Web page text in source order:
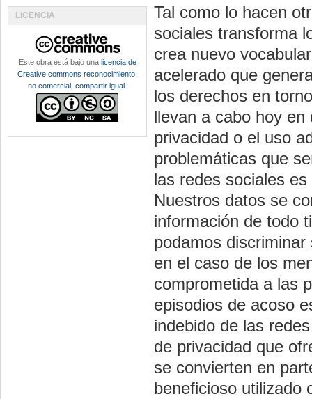
Tal como lo hacen
sociales transforma
crea nuevo
acelerado que
los derechos en
llevan a cabo hoy
privacidad o el uso
problemáticas que
las redes sociales
Nuestros datos se
información de todo
podamos
en el caso de los
comprometida a las
episodios de acoso
indebido de las
de privacidad que
se convierten en
beneficioso utilizado
LICENCIA
Este obra está bajo una licencia de
Creative commons reconocimiento,
no comercial, compartir igual